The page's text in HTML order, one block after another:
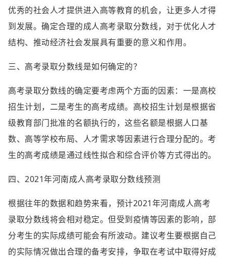
优秀的社会人才提供进入高等教育的机会，让更多人才得
到发展。确定合理的成人高考录取分数线，对于优化人才
结构、推动经济社会发展具有重要的意义和作用。
三、高考录取分数线是如何确定的？
高考录取分数线的确定要考虑两个方面的因素：一是高校
招生计划，二是考生的高考成绩。高校招生计划是根据省
级教育部门批准的名额执行的，这些名额是根据人口基
数、高等学校布局、人才需求等因素进行合理分配的。考
生的高考成绩是通过线性拟合和综合评价等方式得出的。
四、2021年河南成人高考录取分数线预测
根据往年的数据和趋势来看，预计2021年河南成人高考
录取分数线将会相对稳定。但受到疫情等因素的影响，部
分考生的实际成绩可能会有所波动。建议考生要根据自己
的实际情况做出合理的备考安排，争取在考试中取得好成